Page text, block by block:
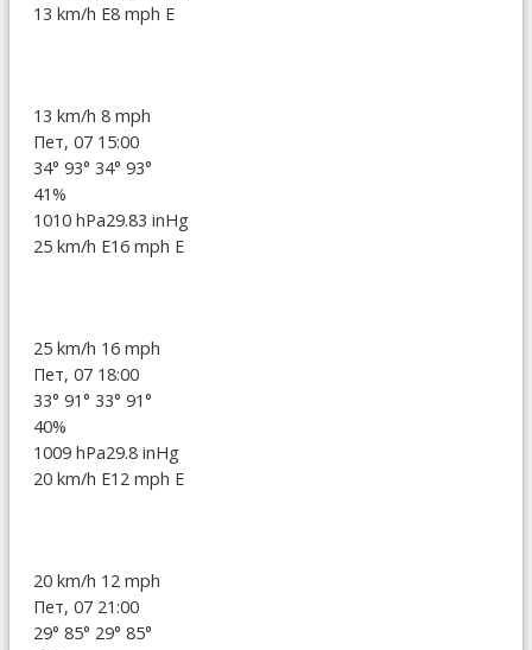
13 km/h E8 mph E
13 km/h 8 mph
Пет, 07 15:00
34° 93° 34° 93°
41%
1010 hPa29.83 inHg
25 km/h E16 mph E
25 km/h 16 mph
Пет, 07 18:00
33° 91° 33° 91°
40%
1009 hPa29.8 inHg
20 km/h E12 mph E
20 km/h 12 mph
Пет, 07 21:00
29° 85° 29° 85°